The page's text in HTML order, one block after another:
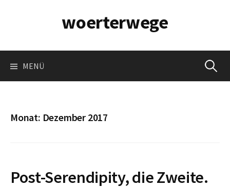
woerterwege
MENÜ Suchen
Monat: Dezember 2017
Post-Serendipity, die Zweite.